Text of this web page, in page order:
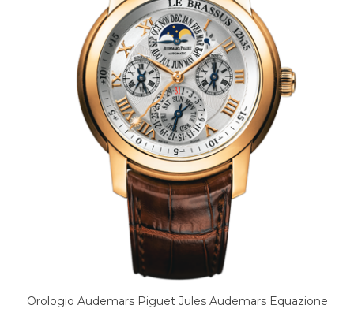
Orologio Audemars Piguet Jules Audemars Equazione